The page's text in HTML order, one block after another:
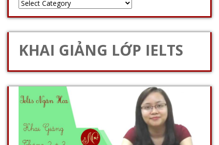
KHAI GIẢNG LỚP IELTS